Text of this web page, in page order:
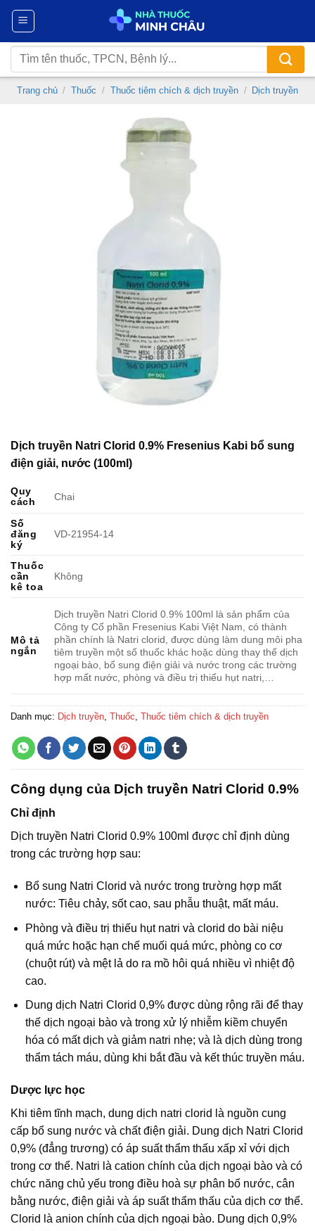
Chuyển
nội
dung
Tìm
kiếm:
Trang chủ / Thuốc / Thuốc tiêm chích & dịch truyền / Dịch truyền
Dịch truyền Natri Clorid 0.9% Fresenius Kabi bổ sung
điện giải, nước (100ml)
Quy
cách
Chai
Số
đăng
ký
VD-21954-14
Thuốc
cần
kê toa
Không
Mô tả
ngắn
Dịch truyền Natri Clorid 0.9% 100ml là sản phẩm của
Công ty Cổ phần Fresenius Kabi Việt Nam, có thành
phần chính là Natri clorid, được dùng làm dung môi pha
tiêm truyền một số thuốc khác hoặc dùng thay thế dịch
ngoại bào, bổ sung điện giải và nước trong các trường
hợp mất nước, phòng và điều trị thiếu hụt natri,…
Danh mục: Dịch truyền Thuốc Thuốc tiêm chích & dịch truyền
Công dụng của Dịch truyền Natri Clorid 0.9%
Chỉ định
Dịch truyền Natri Clorid 0.9% 100ml được chỉ định dùng
trong các trường hợp sau:
Bổ sung Natri Clorid và nước trong trường hợp mất
nước: Tiêu chảy, sốt cao, sau phẫu thuật, mất máu.
Phòng và điều trị thiếu hụt natri và clorid do bài niệu
quá mức hoặc hạn chế muối quá mức, phòng co cơ
(chuột rút) và mệt lả do ra mồ hôi quá nhiều vì nhiệt độ
cao.
Dung dịch Natri Clorid 0,9% được dùng rộng rãi để thay
thế dịch ngoại bào và trong xử lý nhiễm kiềm chuyển
hóa có mất dịch và giảm natri nhẹ; và là dịch dùng trong
thẩm tách máu, dùng khi bắt đầu và kết thúc truyền máu.
Dược lực học
Khi tiêm tĩnh mạch, dung dịch natri clorid là nguồn cung
cấp bổ sung nước và chất điện giải. Dung dịch Natri Clorid
0,9% (đẳng trương) có áp suất thẩm thấu xấp xỉ với dịch
trong cơ thể. Natri là cation chính của dịch ngoại bào và có
chức năng chủ yếu trong điều hoà sự phân bố nước, cân
bằng nước, điện giải và áp suất thẩm thấu của dịch cơ thể.
Clorid là anion chính của dịch ngoại bào. Dung dịch 0,9%